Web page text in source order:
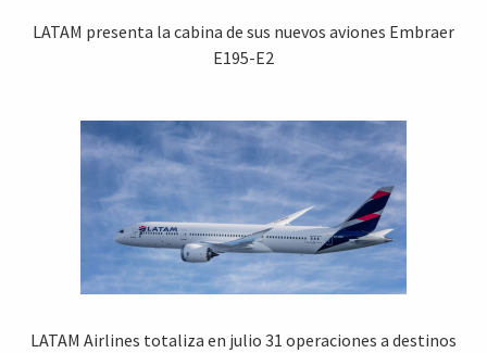
LATAM presenta la cabina de sus nuevos aviones Embraer
E195-E2
LATAM Airlines totaliza en julio 31 operaciones a destinos